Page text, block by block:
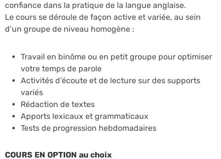
confiance dans la pratique de la langue anglaise.
Le cours se déroule de façon active et variée, au sein
d’un groupe de niveau homogène :
Travail en binôme ou en petit groupe pour optimiser
votre temps de parole
Activités d’écoute et de lecture sur des supports
variés
Rédaction de textes
Apports lexicaux et grammaticaux
Tests de progression hebdomadaires
COURS EN OPTION au choix